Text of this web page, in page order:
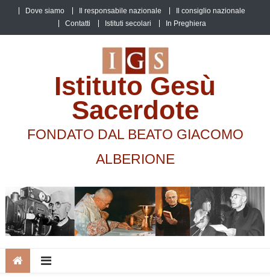
content
Dove siamo Il responsabile nazionale
Il consiglio nazionale
Contatti
Istituti secolari In Preghiera
Istituto Gesù
Sacerdote
FONDATO DAL BEATO GIACOMO
ALBERIONE